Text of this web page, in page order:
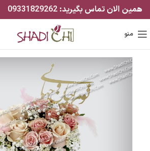
همین الان تماس بگیرید:
منو